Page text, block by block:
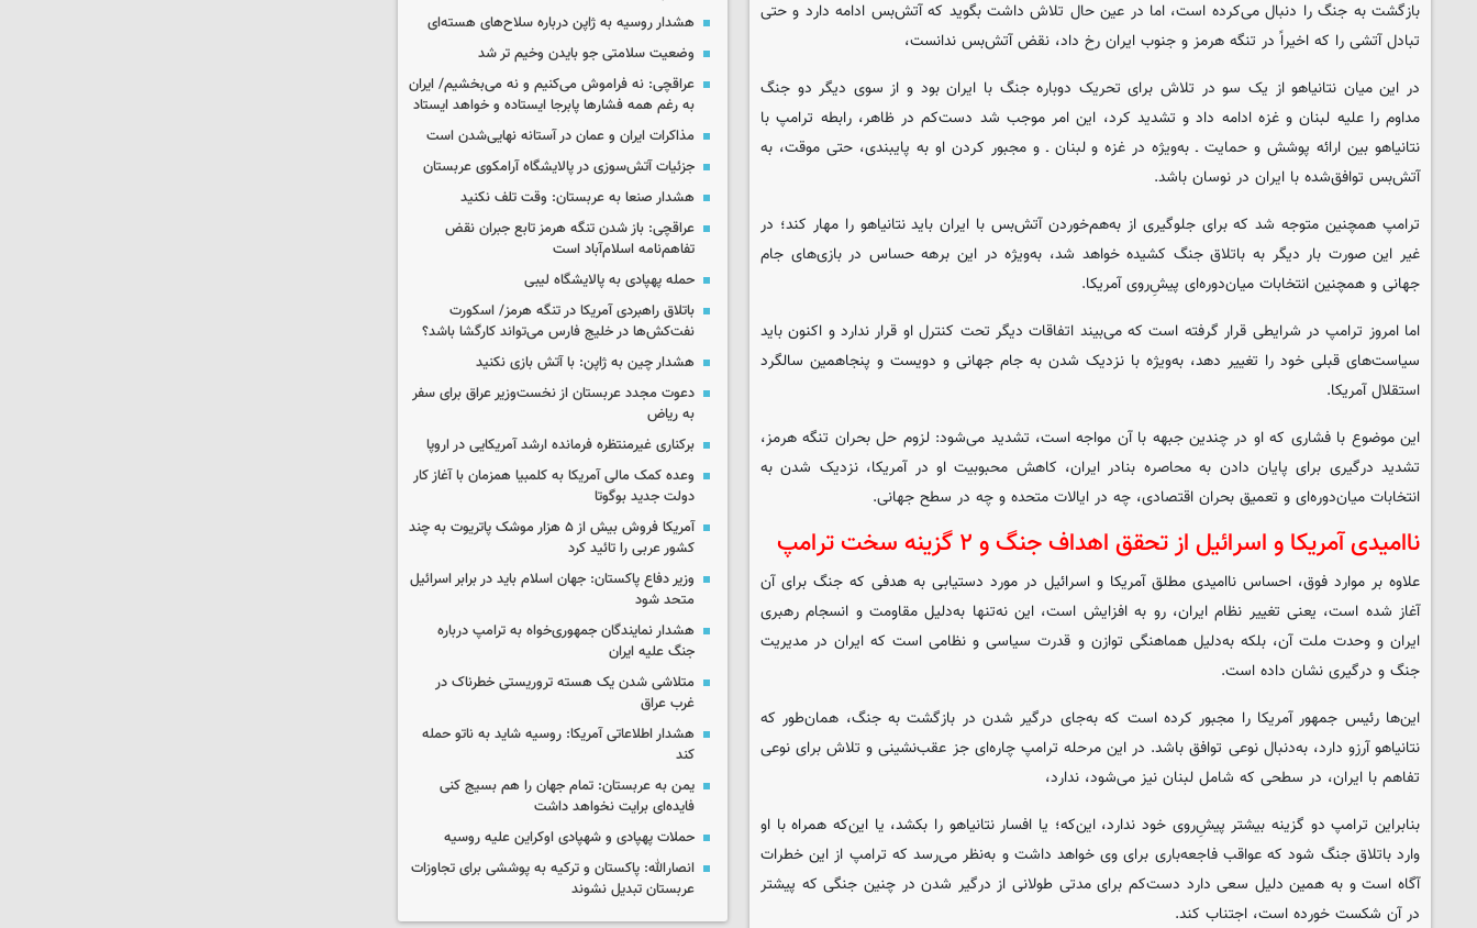
بازگشت به جنگ را دنبال می‌کرده است، اما در عین حال تلاش داشت بگوید که آتش‌بس ادامه دارد و حتی
تبادل آتشی را که اخیراً در تنگه هرمز و جنوب ایران رخ داد، نقض آتش‌بس ندانست،
در این میان نتانیاهو از یک سو در تلاش برای تحریک دوباره جنگ با ایران بود و از سوی دیگر دو جنگ
مداوم را علیه لبنان و غزه ادامه داد و تشدید کرد، این امر موجب شد دست‌کم در ظاهر، رابطه ترامپ با
نتانیاهو بین ارائه پوشش و حمایت ـ به‌ویژه در غزه و لبنان ـ و مجبور کردن او به پایبندی، حتی موقت، به
آتش‌بس توافق‌شده با ایران در نوسان باشد.
ترامپ همچنین متوجه شد که برای جلوگیری از به‌هم‌خوردن آتش‌بس با ایران باید نتانیاهو را مهار کند؛ در
غیر این صورت بار دیگر به باتلاق جنگ کشیده خواهد شد، به‌ویژه در این برهه حساس در بازی‌های جام
جهانی و همچنین انتخابات میان‌دوره‌ای پیشِ‌روی آمریکا.
اما امروز ترامپ در شرایطی قرار گرفته است که می‌بیند اتفاقات دیگر تحت کنترل او قرار ندارد و اکنون باید
سیاست‌های قبلی خود را تغییر دهد، به‌ویژه با نزدیک شدن به جام جهانی و دویست و پنجاهمین سالگرد
استقلال آمریکا.
این موضوع با فشاری که او در چندین جبهه با آن مواجه است، تشدید می‌شود: لزوم حل بحران تنگه هرمز،
تشدید درگیری برای پایان دادن به محاصره بنادر ایران، کاهش محبوبیت او در آمریکا، نزدیک شدن به
انتخابات میان‌دوره‌ای و تعمیق بحران اقتصادی، چه در ایالات متحده و چه در سطح جهانی.
ناامیدی آمریکا و اسرائیل از تحقق اهداف جنگ و ۲ گزینه سخت ترامپ
علاوه بر موارد فوق، احساس ناامیدی مطلق آمریکا و اسرائیل در مورد دستیابی به هدفی که جنگ برای آن
آغاز شده است، یعنی تغییر نظام ایران، رو به افزایش است، این نه‌تنها به‌دلیل مقاومت و انسجام رهبری
ایران و وحدت ملت آن، بلکه به‌دلیل هماهنگی توازن و قدرت سیاسی و نظامی است که ایران در مدیریت
جنگ و درگیری نشان داده است.
این‌ها رئیس جمهور آمریکا را مجبور کرده است که به‌جای درگیر شدن در بازگشت به جنگ، همان‌طور که
نتانیاهو آرزو دارد، به‌دنبال نوعی توافق باشد. در این مرحله ترامپ چاره‌ای جز عقب‌نشینی و تلاش برای نوعی
تفاهم با ایران، در سطحی که شامل لبنان نیز می‌شود، ندارد،
بنابراین ترامپ دو گزینه بیشتر پیشِ‌روی خود ندارد، این‌که؛ یا افسار نتانیاهو را بکشد، یا این‌که همراه با او
وارد باتلاق جنگ شود که عواقب فاجعه‌باری برای وی خواهد داشت و به‌نظر می‌رسد که ترامپ از این خطرات
آگاه است و به همین دلیل سعی دارد دست‌کم برای مدتی طولانی از درگیر شدن در چنین جنگی که پیشتر
در آن شکست خورده است، اجتناب کند.
هشدار روسیه به ژاپن درباره سلاح‌های هسته‌ای
وضعیت سلامتی جو بایدن وخیم تر شد
عراقچی: نه فراموش می‌کنیم و نه می‌بخشیم/ ایران
به رغم همه فشارها پابرجا ایستاده و خواهد ایستاد
مذاکرات ایران و عمان در آستانه نهایی‌شدن است
جزئیات آتش‌سوزی در پالایشگاه آرامکوی عربستان
هشدار صنعا به عربستان: وقت تلف نکنید
عراقچی: باز شدن تنگه هرمز تابع جبران نقض
تفاهم‌نامه اسلام‌آباد است
حمله پهپادی به پالایشگاه لیبی
باتلاق راهبردی آمریکا در تنگه هرمز/ اسکورت
نفت‌کش‌ها در خلیج فارس می‌تواند کارگشا باشد؟
هشدار چین به ژاپن: با آتش بازی نکنید
دعوت مجدد عربستان از نخست‌وزیر عراق برای سفر
به ریاض
برکناری غیرمنتظره فرمانده ارشد آمریکایی در اروپا
وعده کمک مالی آمریکا به کلمبیا همزمان با آغاز کار
دولت جدید بوگوتا
آمریکا فروش بیش از ۵ هزار موشک پاتریوت به چند
کشور عربی را تائید کرد
وزیر دفاع پاکستان: جهان اسلام باید در برابر اسرائیل
متحد شود
هشدار نمایندگان جمهوری‌خواه به ترامپ درباره
جنگ علیه ایران
متلاشی شدن یک هسته تروریستی خطرناک در
غرب عراق
هشدار اطلاعاتی آمریکا: روسیه شاید به ناتو حمله
کند
یمن به عربستان: تمام جهان را هم بسیج کنی
فایده‌ای برایت نخواهد داشت
حملات پهپادی و شهپادی اوکراین علیه روسیه
انصارالله: پاکستان و ترکیه به پوششی برای تجاوزات
عربستان تبدیل نشوند